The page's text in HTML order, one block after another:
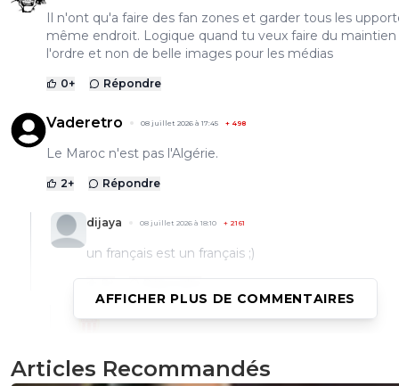
Il n'ont qu'a faire des fan zones et garder tous les
même endroit. Logique quand tu veux faire du maintien
l'ordre et non de belle images pour les médias
0+ Répondre
Vaderetro 08 juillet 2026 à 17:45 + 498
Le Maroc n'est pas l'Algérie.
2+ Répondre
dijaya 08 juillet 2026 à 18:10 + 2161
un français est un français ;)
0+ Répondre
maisnon
et les français ne sont pas les derniers à tout
AFFICHER PLUS DE COMMENTAIRES
Articles Recommandés